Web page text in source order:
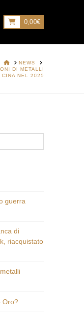
0,00€
HOMENEWS
DI METALLI
NEL 2025
guerra
di
riacquistato
Oro?